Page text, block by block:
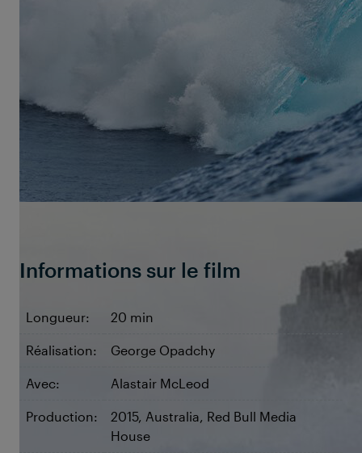
VIEW FROM A
entièrement filmé en qualité 4K et est - non
seulement grâce à ça – le meilleur film de surf de
l'année. Une balade de 12 minutes, presque ludique,
sur les vagues du monde avec un John Florence
Informations sur le film
Longueur: 20 min
Réalisation: George Opadchy
Avec: Alastair McLeod
Production:
2015, Australia, Red Bull Media
House